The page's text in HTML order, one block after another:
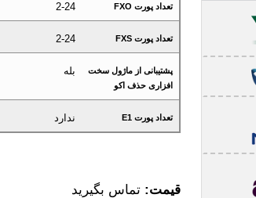
تعداد پورت FXO 2-24
تعداد پورت FXS 2-24
پشتیبانی از ماژول سخت
افزاری حذف اکو
بله
تعداد پورت E1 ندارد
قیمت: تماس بگیرید